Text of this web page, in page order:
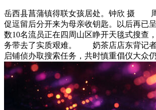
岳西县菖蒲镇得联女孩居处。钟欣 摄 周
促逗留后分开来为母亲收钥匙。以后再
数10名流员正在四周山区睁开天毯式搜
务带去了实质艰难。 奶茶店店东背记者
启铺侦办取搜索任务，共时慎重倡仪大